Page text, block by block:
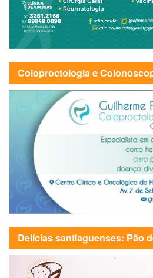
Coloproctologia e
Delícias santiaguenses: Pão